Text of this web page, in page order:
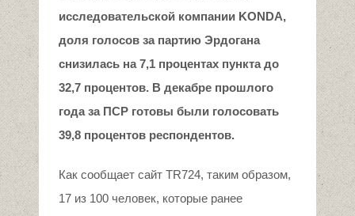
исследовательской компании KONDA,
доля голосов за партию Эрдогана
снизилась на 7,1 процентах пункта до
32,7 процентов. В декабре прошлого
года за ПСР готовы были голосовать
39,8 процентов респондентов.
Как сообщает сайт TR724, таким образом,
17 из 100 человек, которые ранее